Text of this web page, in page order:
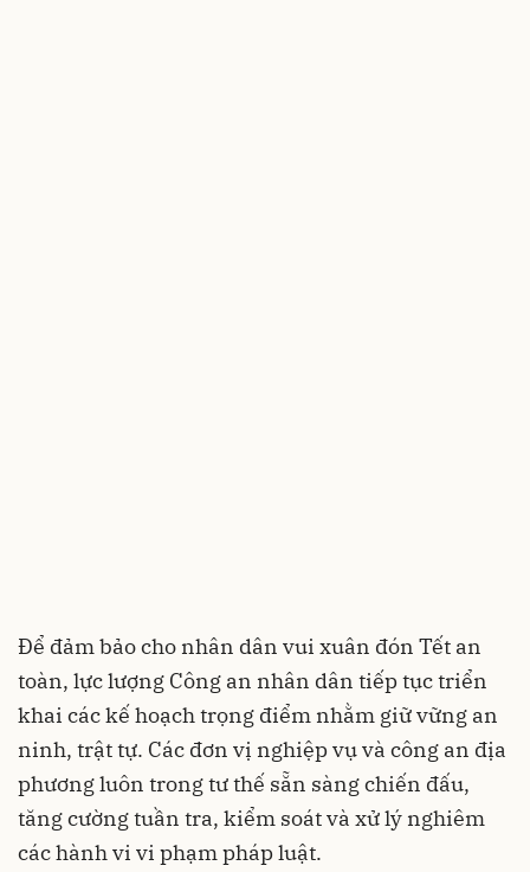
Để đảm bảo cho nhân dân vui xuân đón Tết an
toàn, lực lượng Công an nhân dân tiếp tục triển
khai các kế hoạch trọng điểm nhằm giữ vững an
ninh, trật tự. Các đơn vị nghiệp vụ và công an địa
phương luôn trong tư thế sẵn sàng chiến đấu,
tăng cường tuần tra, kiểm soát và xử lý nghiêm
các hành vi vi phạm pháp luật.